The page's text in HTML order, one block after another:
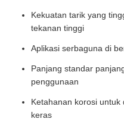
Kekuatan tarik yang
tekanan tinggi
Aplikasi serbaguna di
Panjang standar
penggunaan
Ketahanan korosi
keras